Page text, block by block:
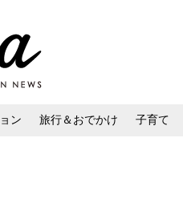
ン 旅行＆おでかけ 子育て